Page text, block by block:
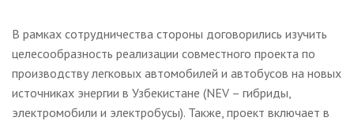
В рамках сотрудничества стороны договорились изучить
целесообразность реализации совместного проекта по
производству легковых автомобилей и автобусов на новых
источниках энергии в Узбекистане (NEV – гибриды,
электромобили и электробусы). Также, проект включает в